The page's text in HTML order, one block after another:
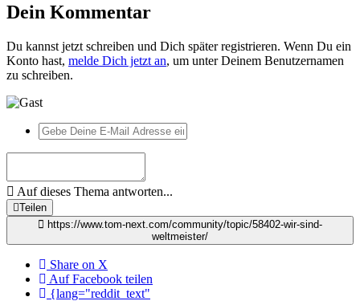
Dein Kommentar
Du kannst jetzt schreiben und Dich später registrieren. Wenn Du ein
Konto hast, melde Dich jetzt an, um unter Deinem Benutzernamen
zu schreiben.
Auf dieses Thema antworten...
Teilen
https://www.tom-next.com/community/topic/58402-wir-sind-
weltmeister/
Share on X
Auf Facebook teilen
{lang="reddit_text"